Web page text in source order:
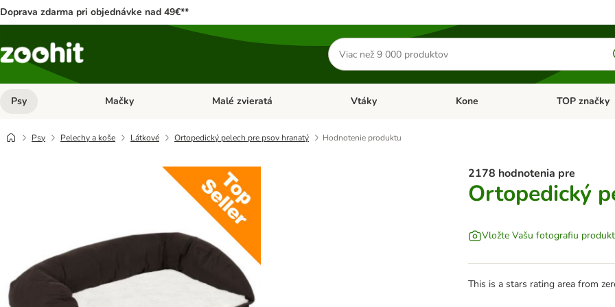
Doprava zdarma pri objednávke nad 49€**
Hľadať
produkty
Psy Otvoriť menu: Psy
Mačky Otvoriť menu: Mačky
Malé zvieratá Otvoriť menu: Malé zvieratá
Vtáky Otvoriť menu: Vtáky
Kone Otvoriť menu:
TOP značky
Psy Pelechy a koše Látkové Ortopedický pelech pre psov hranatý Hodnotenie produktu
2178 hodnotenia pre
Ortopedický
Vložte Vašu fotografiu
This is a stars rating area from